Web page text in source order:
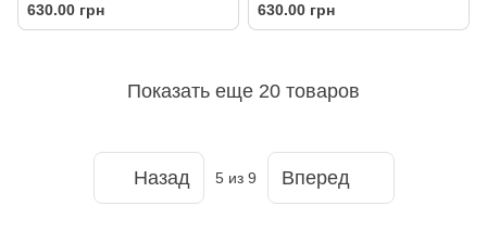
630.00 грн 630.00 грн
Показать еще 20 товаров
Назад 5из 9 Вперед